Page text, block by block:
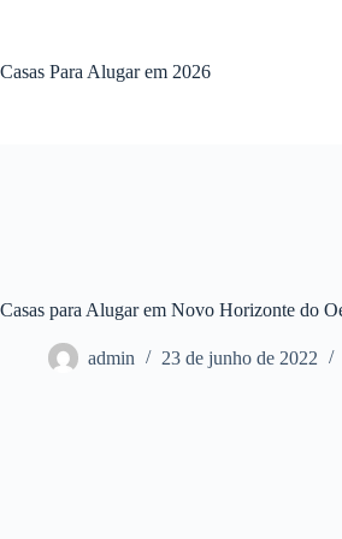
conteúdo
Casas Para Alugar em 2026
Casas para Alugar em Novo Horizonte do
admin 23 de junho de 2022